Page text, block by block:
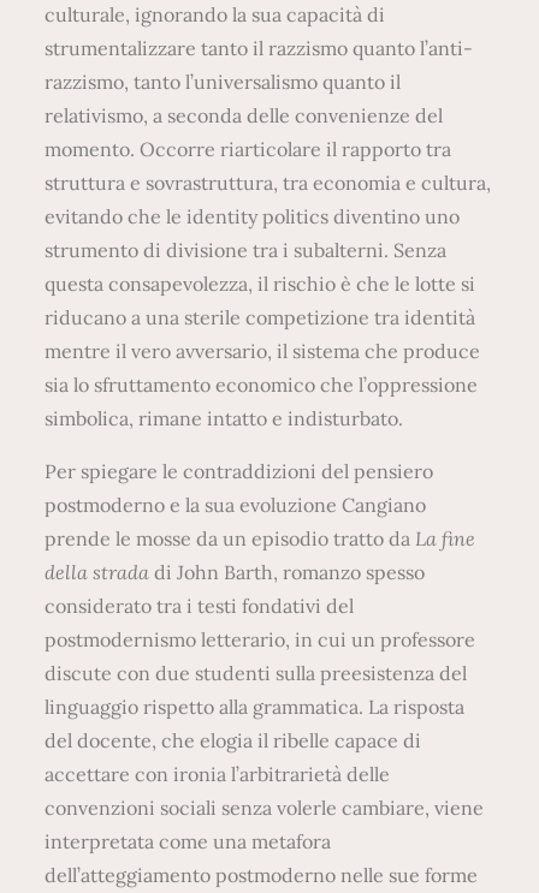
culturale, ignorando la sua capacità di
strumentalizzare tanto il razzismo quanto l’anti-
razzismo, tanto l’universalismo quanto il
relativismo, a seconda delle convenienze del
momento. Occorre riarticolare il rapporto tra
struttura e sovrastruttura, tra economia e cultura,
evitando che le identity politics diventino uno
strumento di divisione tra i subalterni. Senza
questa consapevolezza, il rischio è che le lotte si
riducano a una sterile competizione tra identità
mentre il vero avversario, il sistema che produce
sia lo sfruttamento economico che l’oppressione
simbolica, rimane intatto e indisturbato.
Per spiegare le contraddizioni del pensiero
postmoderno e la sua evoluzione Cangiano
prende le mosse da un episodio tratto da La fine
della strada di John Barth, romanzo spesso
considerato tra i testi fondativi del
postmodernismo letterario, in cui un professore
discute con due studenti sulla preesistenza del
linguaggio rispetto alla grammatica. La risposta
del docente, che elogia il ribelle capace di
accettare con ironia l’arbitrarietà delle
convenzioni sociali senza volerle cambiare, viene
interpretata come una metafora
dell’atteggiamento postmoderno nelle sue forme